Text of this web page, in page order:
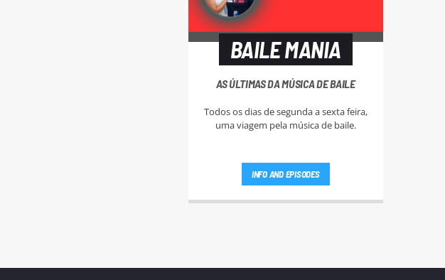
BAILE MANIA
AS ÚLTIMAS DA MÚSICA DE BAILE
Todos os dias de segunda a sexta feira,
uma viagem pela música de baile.
INFO AND EPISODES